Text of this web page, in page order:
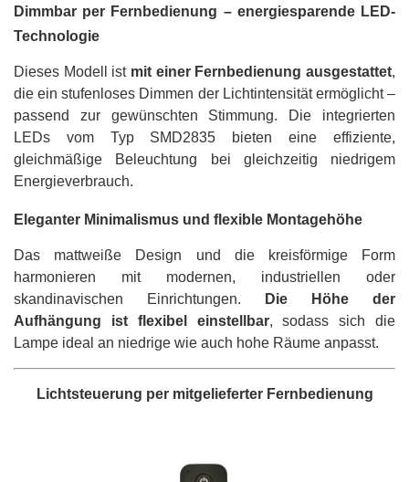
Dimmbar per Fernbedienung – energiesparende LED-
Technologie
Dieses Modell ist mit einer Fernbedienung ausgestattet,
die ein stufenloses Dimmen der Lichtintensität ermöglicht –
passend zur gewünschten Stimmung. Die integrierten
LEDs vom Typ SMD2835 bieten eine effiziente,
gleichmäßige Beleuchtung bei gleichzeitig niedrigem
Energieverbrauch.
Eleganter Minimalismus und flexible Montagehöhe
Das mattweiße Design und die kreisförmige Form
harmonieren mit modernen, industriellen oder
skandinavischen Einrichtungen.
Die Höhe der
Aufhängung ist flexibel einstellbar, sodass sich die
Lampe ideal an niedrige wie auch hohe Räume anpasst.
Lichtsteuerung per mitgelieferter Fernbedienung